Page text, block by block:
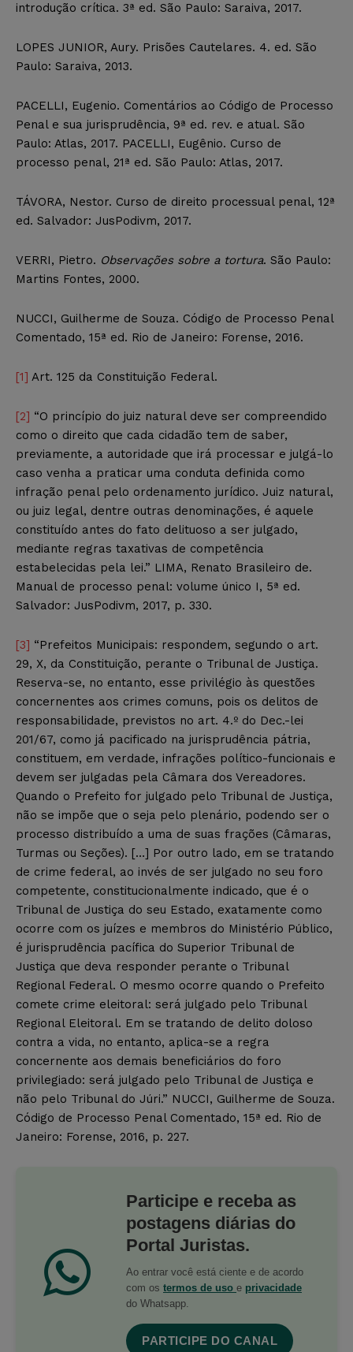
introdução crítica. 3ª ed. São Paulo: Saraiva, 2017.
LOPES JUNIOR, Aury. Prisões Cautelares. 4. ed. São
Paulo: Saraiva, 2013.
PACELLI, Eugenio. Comentários ao Código de Processo
Penal e sua jurisprudência, 9ª ed. rev. e atual. São
Paulo: Atlas, 2017. PACELLI, Eugênio. Curso de
processo penal, 21ª ed. São Paulo: Atlas, 2017.
TÁVORA, Nestor. Curso de direito processual penal, 12ª
ed. Salvador: JusPodivm, 2017.
VERRI, Pietro. Observações sobre a tortura. São Paulo:
Martins Fontes, 2000.
NUCCI, Guilherme de Souza. Código de Processo Penal
Comentado, 15ª ed. Rio de Janeiro: Forense, 2016.
[1] Art. 125 da Constituição Federal.
[2] “O princípio do juiz natural deve ser compreendido
como o direito que cada cidadão tem de saber,
previamente, a autoridade que irá processar e julgá-lo
caso venha a praticar uma conduta definida como
infração penal pelo ordenamento jurídico. Juiz natural,
ou juiz legal, dentre outras denominações, é aquele
constituído antes do fato delituoso a ser julgado,
mediante regras taxativas de competência
estabelecidas pela lei.” LIMA, Renato Brasileiro de.
Manual de processo penal: volume único I, 5ª ed.
Salvador: JusPodivm, 2017, p. 330.
[3] “Prefeitos Municipais: respondem, segundo o art.
29, X, da Constituição, perante o Tribunal de Justiça.
Reserva-se, no entanto, esse privilégio às questões
concernentes aos crimes comuns, pois os delitos de
responsabilidade, previstos no art. 4.º do Dec.-lei
201/67, como já pacificado na jurisprudência pátria,
constituem, em verdade, infrações político-funcionais e
devem ser julgadas pela Câmara dos Vereadores.
Quando o Prefeito for julgado pelo Tribunal de Justiça,
não se impõe que o seja pelo plenário, podendo ser o
processo distribuído a uma de suas frações (Câmaras,
Turmas ou Seções). […] Por outro lado, em se tratando
de crime federal, ao invés de ser julgado no seu foro
competente, constitucionalmente indicado, que é o
Tribunal de Justiça do seu Estado, exatamente como
ocorre com os juízes e membros do Ministério Público,
é jurisprudência pacífica do Superior Tribunal de
Justiça que deva responder perante o Tribunal
Regional Federal. O mesmo ocorre quando o Prefeito
comete crime eleitoral: será julgado pelo Tribunal
Regional Eleitoral. Em se tratando de delito doloso
contra a vida, no entanto, aplica-se a regra
concernente aos demais beneficiários do foro
privilegiado: será julgado pelo Tribunal de Justiça e
não pelo Tribunal do Júri.” NUCCI, Guilherme de Souza.
Código de Processo Penal Comentado, 15ª ed. Rio de
Janeiro: Forense, 2016, p. 227.
Participe e receba as
postagens diárias do
Portal Juristas.
Ao entrar você está ciente e de acordo
com os termos de uso e privacidade
do Whatsapp.
PARTICIPE DO CANAL